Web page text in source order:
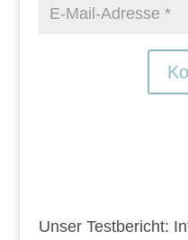
Unser Testbericht: